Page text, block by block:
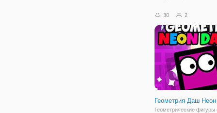
которую они не
при встрече с
30 2
Геометрия Даш Неон
Геометрические фигуры